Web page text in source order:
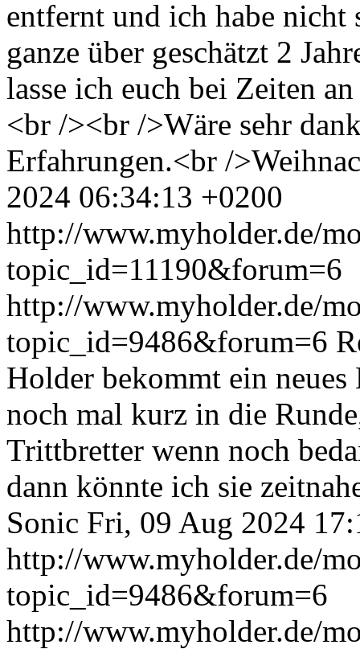
entfernt und ich habe nicht
ganze über geschätzt 2
lasse ich euch bei Zeiten
<br /><br />Wäre sehr
Erfahrungen.<br /
2024 06:34:13 +0200
http://www.myholder.de/
topic_id=11190&forum=6
http://www.myholder.de/
topic_id=9486&forum=6
Holder bekommt ein
noch mal kurz in die
Trittbretter wenn noch
dann könnte ich sie
Sonic Fri, 09 Aug 2024
http://www.myholder.de/
topic_id=9486&forum=6
http://www.myholder.de/